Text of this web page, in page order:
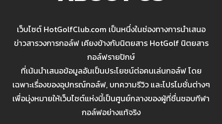
เว็บไซต์ HotGolfClub.com เป็นหนึ่งในช่องทางการนำเสนอ
ข่าวสารวงการกอล์ฟ เคียงข้างกับนิตยสาร HotGolf นิตยสาร
กอล์ฟรายปักษ์
ที่เน้นนำเสนอข้อมูลอันเป็นประโยชน์ต่อคนเล่นกอล์ฟ โดย
เฉพาะเรื่องของอุปกรณ์กอล์ฟ, บทความรีวิว และโปรโมชั่นต่างๆ
เพื่อมุ่งหมายให้เว็บไซต์แห่งนี้เป็นศูนย์กลางของผู้ที่ชื่นชอบกีฬา
กอล์ฟอย่างแท้จริง